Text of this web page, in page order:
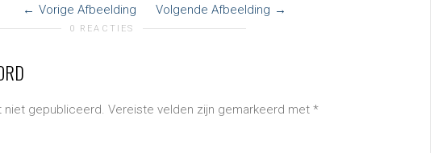
Vorige Afbeelding Volgende Afbeelding
0 REACTIES
gepubliceerd. Vereiste velden zijn gemarkeerd met *